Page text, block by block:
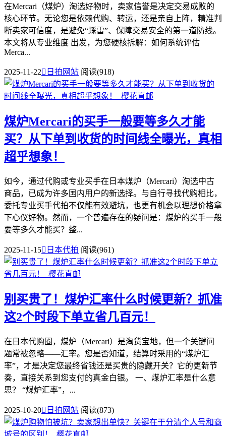
在Mercari（煤炉）淘选好物时，卖家信誉是决定交易成败的
核心环节。无论您是依赖代购、转运，还是亲自上阵，精准判
断卖家可信度，是避免“踩雷”、保障交易安全的第一道防线。
本文将从专业维度 出发，为您硬核拆解：如何系统评估
Merca...
2025-11-22 日拍网站 阅读(918)
煤炉Mercari的买手一般要等多久才能
买？从下单到收货的时间线全曝光，真相
超乎想象！
如今，通过代购或专业买手在日本煤炉（Mercari）淘选中古
商品，已成为许多国内用户的新选择。与自行寻找代购相比，
委托专业买手代拍不仅能有效避坑，也更有机会以理想价格拿
下心仪好物。然而，一个普遍存在的疑问是：煤炉的买手一般
要等多久才能买？整...
2025-11-15 日本代拍 阅读(961)
别买贵了！煤炉汇率什么时候更新？抓准
这2个时段下单立省几百元！
在日本代购圈，煤炉（Mercari）是淘货宝地，但一个关键问
题常被忽略——汇率。您是否知道，结算时采用的“煤炉汇
率”，才是决定您最终省钱还是买贵的隐藏开关？它的更新节
奏，直接关系到您支付的真金白银。 一、煤炉汇率是什么意
思？ “煤炉汇率”，...
2025-10-20 日拍网站 阅读(873)